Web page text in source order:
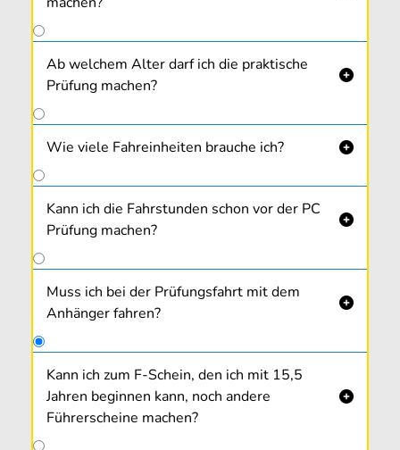
Ab welchem Alter darf ich die praktische
Prüfung machen?

Wie viele Fahreinheiten brauche ich? 
Kann ich die Fahrstunden schon vor der PC
Prüfung machen?

Muss ich bei der Prüfungsfahrt mit dem
Anhänger fahren?

Kann ich zum F-Schein, den ich mit 15,5
Jahren beginnen kann, noch andere
Führerscheine machen?
